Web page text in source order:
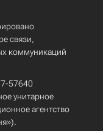
связи,
коммуникаций
57640
унитарное
агентство